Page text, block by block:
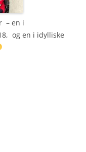
– en i
og en i idylliske